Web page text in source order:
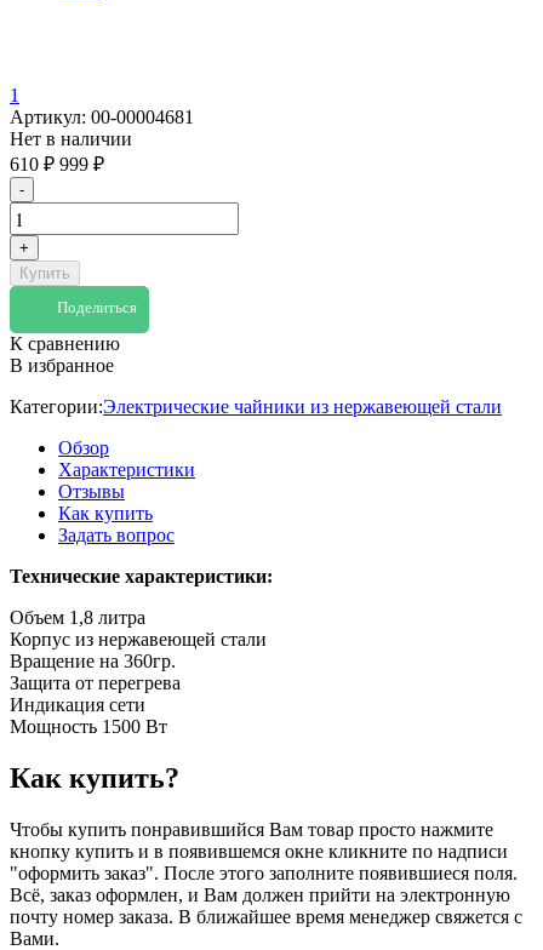
1
Артикул: 00-00004681
Нет в наличии
610 ₽ 999 ₽
-
+
Купить
Поделиться
К сравнению
В избранное
Категории:Электрические чайники из нержавеющей стали
Обзор
Характеристики
Отзывы
Как купить
Задать вопрос
Технические характеристики:
Объем 1,8 литра
Корпус из нержавеющей стали
Вращение на 360гр.
Защита от перегрева
Индикация сети
Мощность 1500 Вт
Как купить?
Чтобы купить понравившийся Вам товар просто нажмите
кнопку купить и в появившемся окне кликните по надписи
"оформить заказ". После этого заполните появившиеся поля.
Всё, заказ оформлен, и Вам должен прийти на электронную
почту номер заказа. В ближайшее время менеджер свяжется с
Вами.